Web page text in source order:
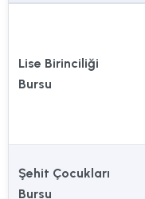
Lise Birinciliği
Bursu
Şehit Çocukları
Bursu